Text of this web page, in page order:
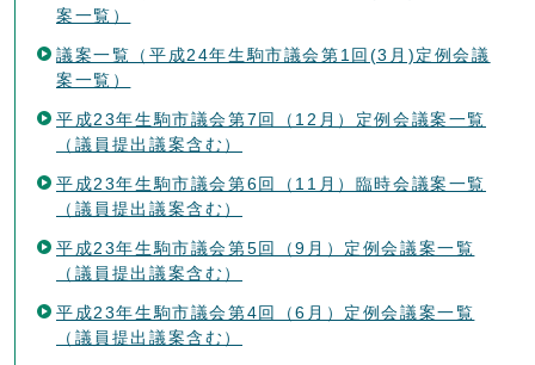
案一覧）
議案一覧（平成24年生駒市議会第1回(3月)定例会議
案一覧）
平成23年生駒市議会第7回（12月）定例会議案一覧
（議員提出議案含む）
平成23年生駒市議会第6回（11月）臨時会議案一覧
（議員提出議案含む）
平成23年生駒市議会第5回（9月）定例会議案一覧
（議員提出議案含む）
平成23年生駒市議会第4回（6月）定例会議案一覧
（議員提出議案含む）